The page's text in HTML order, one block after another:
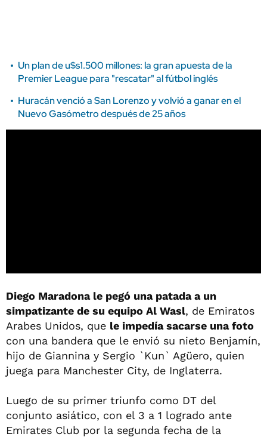
Un plan de u$s1.500 millones: la gran apuesta de la
Premier League para "rescatar" al fútbol inglés
Huracán venció a San Lorenzo y volvió a ganar en el
Nuevo Gasómetro después de 25 años
Diego Maradona le pegó una patada a un
simpatizante de su equipo Al Wasl, de Emiratos
Arabes Unidos, que le impedía sacarse una foto
con una bandera que le envió su nieto Benjamín,
hijo de Giannina y Sergio `Kun` Agüero, quien
juega para Manchester City, de Inglaterra.
Luego de su primer triunfo como DT del
conjunto asiático, con el 3 a 1 logrado ante
Emirates Club por la segunda fecha de la